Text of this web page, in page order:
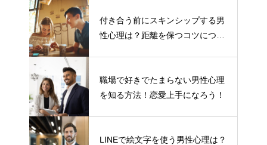
付き合う前にスキンシップする男
性心理は？距離を保つコツについ
職場で好きでたまらない男性心理
を知る方法！恋愛上手になろう！
LINEで絵文字を使う男性心理は？